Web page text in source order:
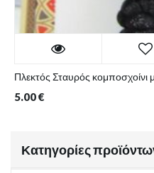
Πλεκτός Σταυρός κομποσχοίνι
5.00€
Κατηγορίες